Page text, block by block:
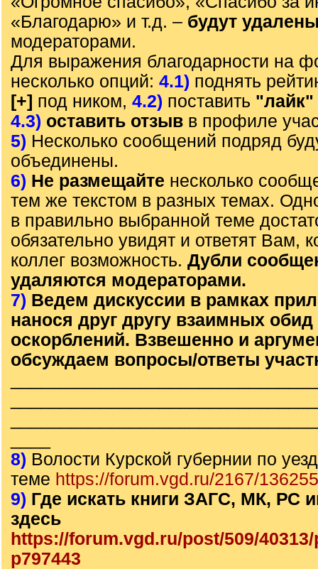
«Благодарю» и т.д. – будут
модераторами.
Для выражения благодарности на
несколько опций: 4.1) поднять
[+] под ником, 4.2) поставить "лайк"
4.3) оставить отзыв в профиле
5) Несколько сообщений подряд
объединены.
6) Не размещайте несколько
тем же текстом в разных темах.
в правильно выбранной теме
обязательно увидят и ответят Вам,
коллег возможность. Дубли
удаляются модераторами.
7) Ведем дискуссии в рамках
нанося друг другу взаимных обид
оскорблений. Взвешенно и
обсуждаем вопросы/ответы
8) Волости Курской губернии по
теме https://forum.vgd.ru/2167/
9) Где искать книги ЗАГС, МК, РС
здесь
https://forum.vgd.ru/post/509/
p797443